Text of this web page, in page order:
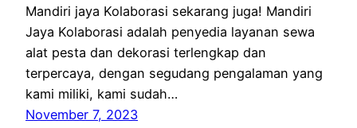
Mandiri jaya Kolaborasi sekarang juga! Mandiri
Jaya Kolaborasi adalah penyedia layanan sewa
alat pesta dan dekorasi terlengkap dan
terpercaya, dengan segudang pengalaman yang
kami miliki, kami sudah…
November 7, 2023